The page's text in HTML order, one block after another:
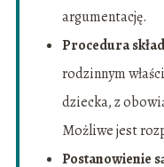
argumentację.
Procedura
rodzinnym
dziecka, z
Możliwe jest
Postanowienie